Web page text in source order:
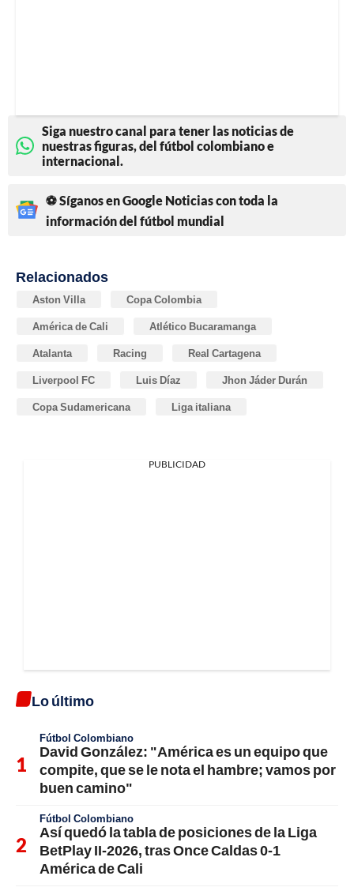
Siga nuestro canal para tener las noticias de
nuestras figuras, del fútbol colombiano e
internacional.
⚽ Síganos en Google Noticias con toda la
información del fútbol mundial
Relacionados
Aston Villa Copa Colombia
América de Cali Atlético Bucaramanga
Atalanta Racing Real Cartagena
Liverpool FC Luis Díaz Jhon Jáder Durán
Copa Sudamericana Liga italiana
PUBLICIDAD
Lo último
Fútbol Colombiano
David González: "América es un equipo que
compite, que se le nota el hambre; vamos por
buen camino"
Fútbol Colombiano
Así quedó la tabla de posiciones de la Liga
BetPlay II-2026, tras Once Caldas 0-1
América de Cali